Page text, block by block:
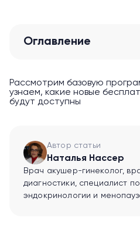
Оглавление
Рассмотрим базовую
узнаем, какие новые
будут доступны
Автор статьи
Наталья Нассер
Врач акушер-гинеколог,
диагностики, специалист
эндокринологии и